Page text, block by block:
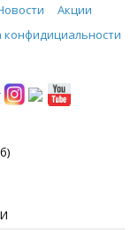
Акции
конфидициальности